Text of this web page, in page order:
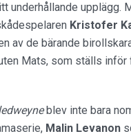
underhållande upplägg.
Kristofer
av de bärande
Mats, som ställs inför
blev inte bara
Malin Levanon